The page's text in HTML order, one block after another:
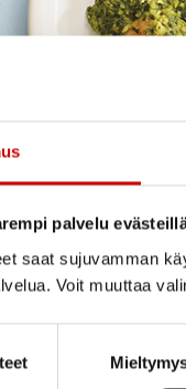
palvelu
saat sujuvamman
Voit muuttaa
ruokavalio on
ratkaisevat.